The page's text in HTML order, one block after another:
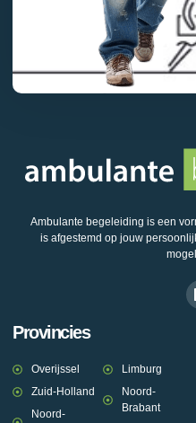
Ambulante begeleiding is een
is afgestemd op jouw
Provincies
Overijssel
Zuid-Holland
Noord-
Limburg
Noord-
Brabant